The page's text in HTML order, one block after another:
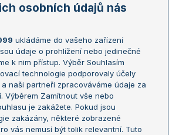
Australian Open
French Open
Wimbledon
US Open
Turnaj mistrů
Turnaj mistryň
osobních údajů nás
ukládáme do vašeho zařízení
údaje o prohlížení nebo jedinečné
k nim přístup. Výběr Souhlasím
technologie podporovaly účely
naši partneři zpracováváme údaje za
Výběrem Zamítnout vše nebo
je zakážete. Pokud jsou
zakázány, některé zobrazené
vás nemusí být tolik relevantní. Tuto